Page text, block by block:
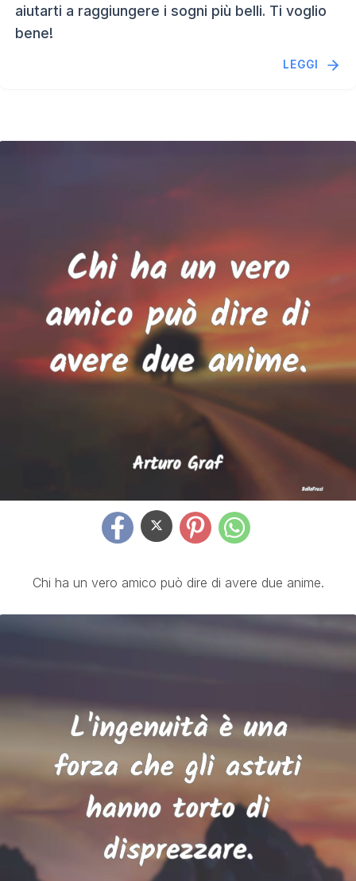
aiutarti a raggiungere i sogni più belli. Ti voglio
bene!
LEGGI
Chi ha un vero amico può dire di avere due anime.